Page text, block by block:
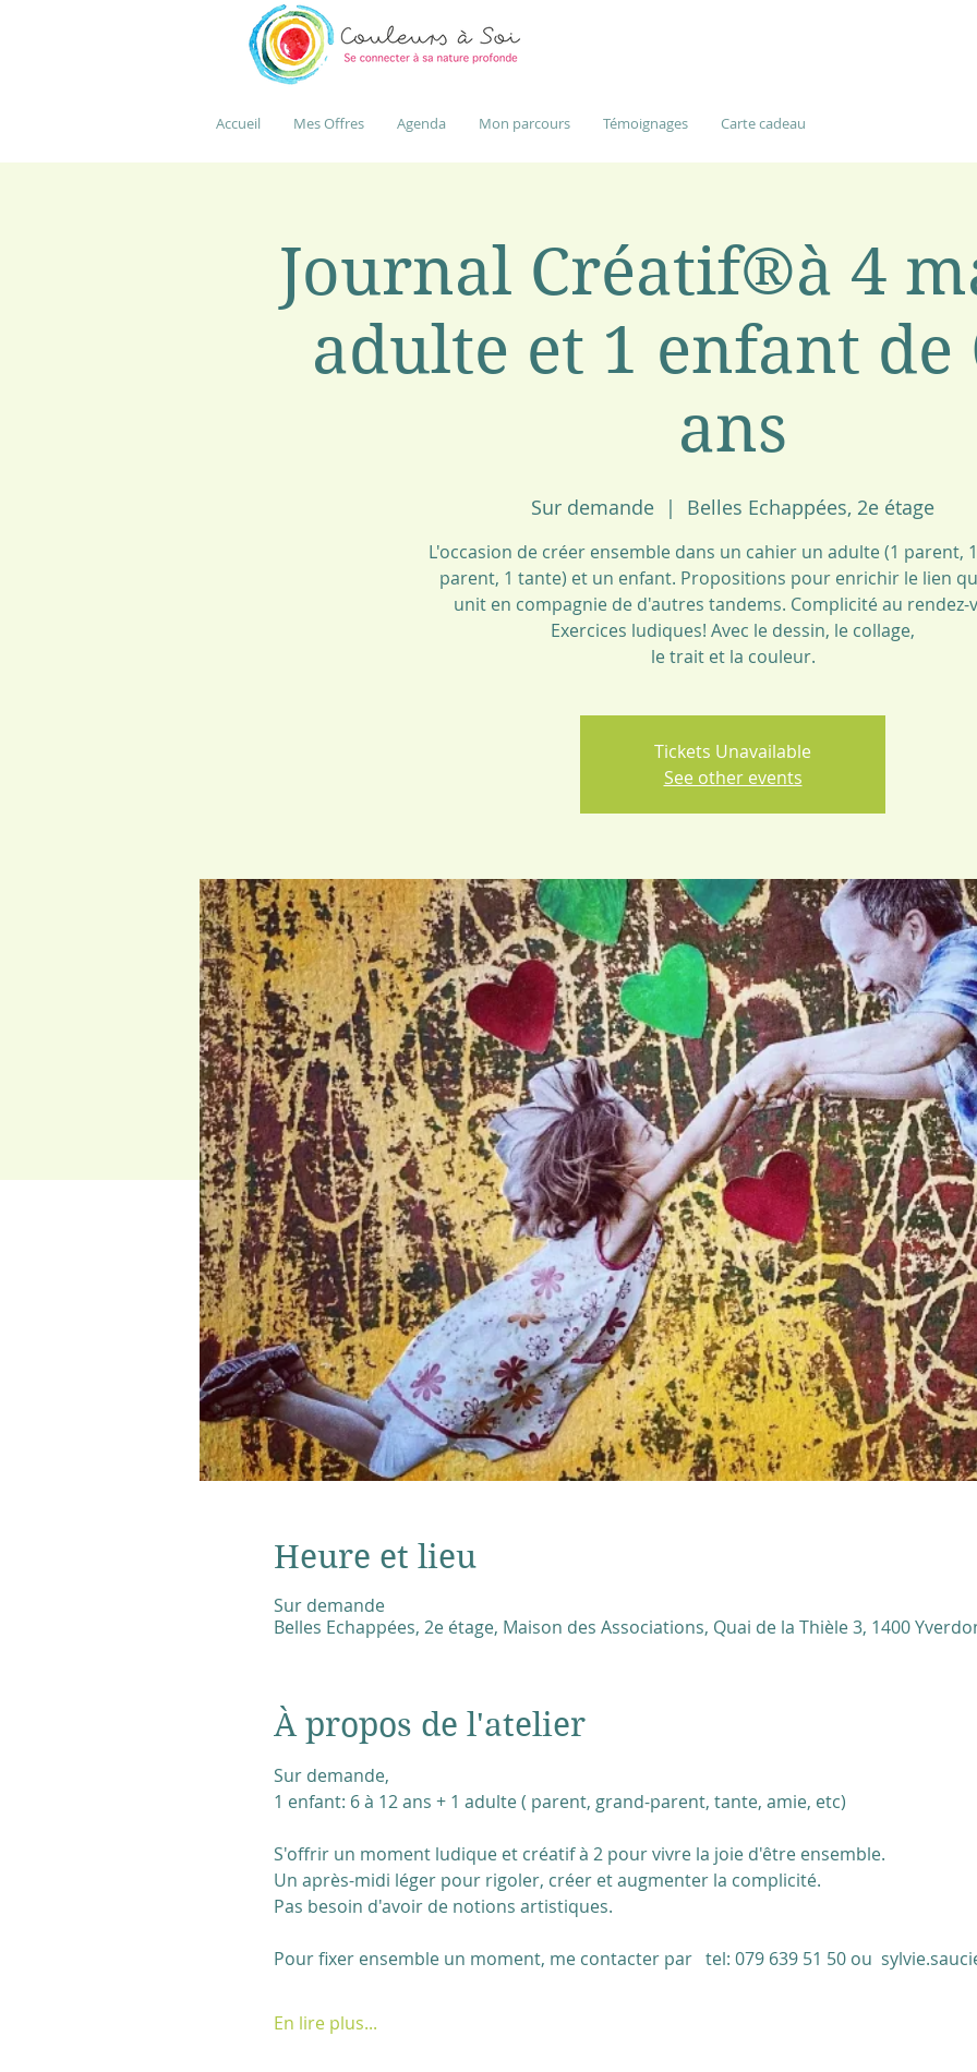
Accueil Mes Offres Agenda Mon parcours Témoignages Carte cadeau
Journal Créatif®à 4
adulte et 1 enfant de
ans
Sur demande
  |
Belles Echappées, 2e étage
L'occasion de créer ensemble dans un cahier un adulte (1 parent,
parent, 1 tante) et un enfant. Propositions pour enrichir le lien
unit en compagnie de d'autres tandems. Complicité au rendez-
Exercices ludiques! Avec le dessin, le collage,
le trait et la couleur.
Tickets Unavailable
See other events
Heure et lieu
Sur demande
Belles Echappées, 2e étage, Maison des Associations, Quai de la Thièle 3, 1400
À propos de l'atelier
Sur demande,
1 enfant: 6 à 12 ans + 1 adulte ( parent, grand-parent, tante, amie, etc)
S'offrir un moment ludique et créatif à 2 pour vivre la joie d'être ensemble.
Un après-midi léger pour rigoler, créer et augmenter la complicité.
Pas besoin d'avoir de notions artistiques.
Pour fixer ensemble un moment, me contacter par   tel: 079 639 51 50 ou
En lire plus...